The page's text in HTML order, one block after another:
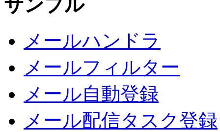
サンプル
メールハンドラ
メールフィルター
メール自動登録
メール配信タスク登録